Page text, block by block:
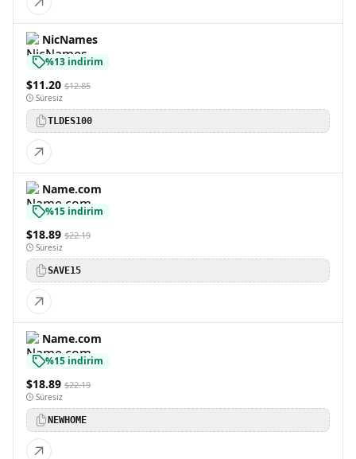
NicNames
%13 indirim
$11.20 $12.85
Süresiz
TLDES100
Name.com
%15 indirim
$18.89 $22.19
Süresiz
SAVE15
Name.com
%15 indirim
$18.89 $22.19
Süresiz
NEWHOME